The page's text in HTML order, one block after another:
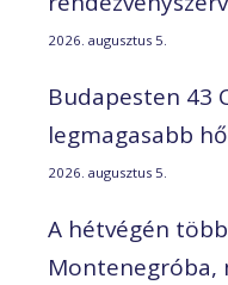
2026. augusztus 5.
Budapesten 43
legmagasabb
2026. augusztus 5.
A hétvégén